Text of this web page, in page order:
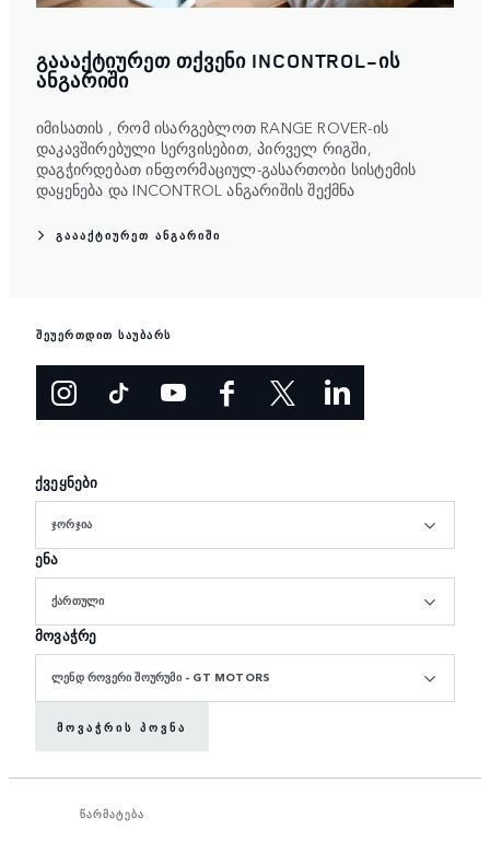
ᲒᲐᲐᲐᲥᲢᲘᲣᲠᲔᲗ ᲗᲥᲕᲔᲜᲘ INCONTROL-ᲘᲡ
ᲐᲜᲒᲐᲠᲘᲨᲘ
იმისათის , რომ ისარგებლოთ RANGE ROVER-ის
დაკავშირებული სერვისებით, პირველ რიგში,
დაგჭირდებათ ინფორმაციულ-გასართობი სისტემის
დაყენება და INCONTROL ანგარიშის შექმნა
ᲒᲐᲐᲐᲥᲢᲘᲣᲠᲔᲗ ᲐᲜᲒᲐᲠᲘᲨᲘ
შეუერთდით საუბარს
ქვეყნები
ᲯᲝᲠᲯᲘᲐ
ენა
ᲥᲐᲠᲗᲣᲚᲘ
მოვაჭრე
ᲚᲔᲜᲓ ᲠᲝᲕᲔᲠᲘ ᲨᲝᲣᲠᲣᲛᲘ - GT MOTORS
ᲛᲝᲕᲐᲭᲠᲘᲡ ᲞᲝᲕᲜᲐ
წარმატება